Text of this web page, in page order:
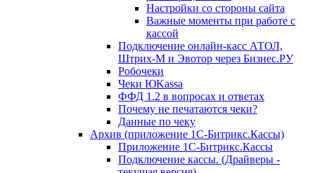
Настройки со стороны сайта
Важные моменты при работе с
кассой
Подключение онлайн-касс АТОЛ,
Штрих-М и Эвотор через Бизнес.РУ
Робочеки
Чеки ЮKassa
ФФД 1.2 в вопросах и ответах
Почему не печатаются чеки?
Данные по чеку
Архив (приложение 1С-Битрикс.Кассы)
Приложение 1С-Битрикс.Кассы
Подключение кассы. (Драйверы -